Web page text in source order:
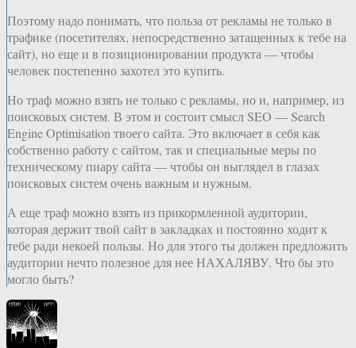
Поэтому надо понимать, что польза от рекламы не только в
трафике (посетителях, непосредственно затащенных к тебе на
сайт), но еще и в позиционировании продукта — чтобы
человек постепенно захотел это купить.
Но траф можно взять не только с рекламы, но и, например, из
поисковых систем. В этом и состоит смысл SEO — Search
Engine Optimisation твоего сайта. Это включает в себя как
собственно работу с сайтом, так и специальные меры по
техническому пиару сайта — чтобы он выглядел в глазах
поисковых систем очень важным и нужным.
А еще траф можно взять из прикормленной аудитории,
которая держит твой сайт в закладках и постоянно ходит к
тебе ради некоей пользы. Но для этого ты должен предложить
аудитории нечто полезное для нее НАХАЛЯВУ. Что бы это
могло быть?